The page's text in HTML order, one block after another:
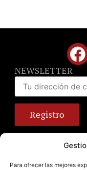
Para ofrecer las mejores
NEWSLETTER
+34 963 672 314